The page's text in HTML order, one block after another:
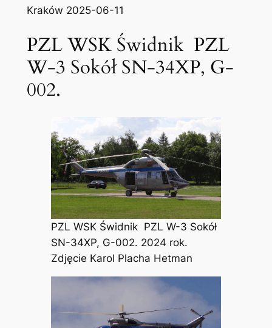
Kraków 2025-06-11
PZL WSK Świdnik PZL
W-3 Sokół SN-34XP, G-
002.
PZL WSK Świdnik PZL W-3 Sokół
SN-34XP, G-002. 2024 rok.
Zdjęcie Karol Placha Hetman